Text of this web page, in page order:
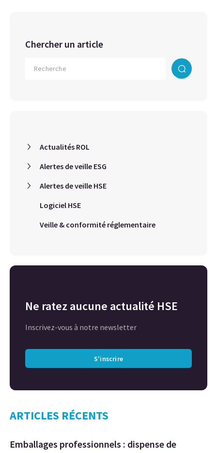
Chercher un article
Actualités ROL
Alertes de veille ESG
Alertes de veille HSE
Logiciel HSE
Veille & conformité réglementaire
Ne ratez aucune actualité HSE
Inscrivez-vous à notre newsletter
S'inscrire
ARTICLES RÉCENTS
Emballages professionnels : dispense de